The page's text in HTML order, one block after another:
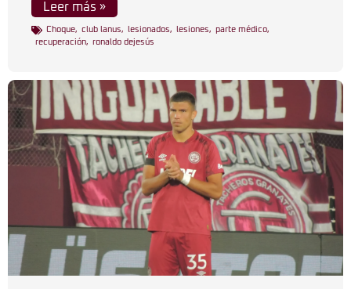
Leer más »
Choque, club lanus, lesionados, lesiones, parte médico,
recuperación, ronaldo dejesús